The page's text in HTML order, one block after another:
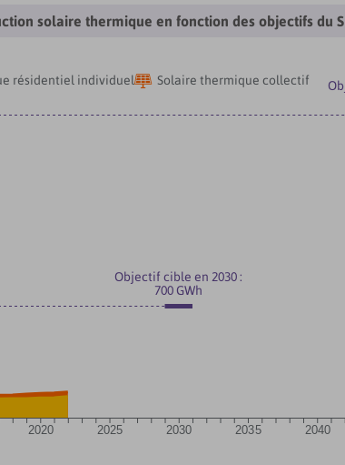
solaire thermique en fonction des objectifs du
résidentiel individuel Solaire thermique collectif
2020 2025 2030 2035 2040
Objectif cible en 2030 :
700 GWh